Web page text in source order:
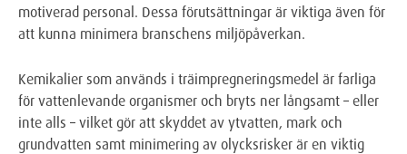
motiverad personal. Dessa förutsättningar är viktiga även för
att kunna minimera branschens miljöpåverkan.
Kemikalier som används i träimpregneringsmedel är farliga
för vattenlevande organismer och bryts ner långsamt – eller
inte alls – vilket gör att skyddet av ytvatten, mark och
grundvatten samt minimering av olycksrisker är en viktig